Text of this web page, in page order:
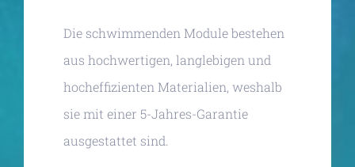
Die schwimmenden Module bestehen
aus hochwertigen, langlebigen und
hocheffizienten Materialien, weshalb
sie mit einer 5-Jahres-Garantie
ausgestattet sind.